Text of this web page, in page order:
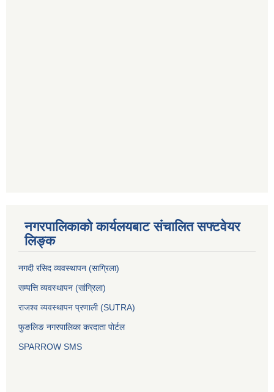
नगरपालिकाको कार्यलयबाट संचालित सफ्टवेयर
लिङ्क
नगदी रसिद व्यवस्थापन (साग्रिला)
सम्पत्ति व्यवस्थापन (सांग्रिला)
राजश्व व्यवस्थापन प्रणाली (SUTRA)
फुङलिङ नगरपालिका करदाता पोर्टल
SPARROW SMS